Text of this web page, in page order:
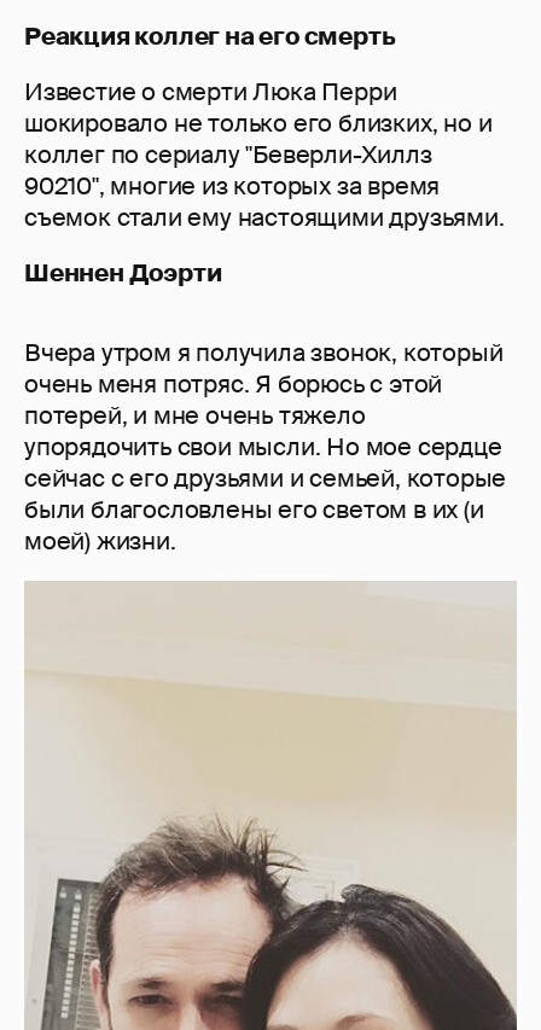
Реакция коллег на его смерть
Известие о смерти Люка Перри
шокировало не только его близких, но и
коллег по сериалу "Беверли-Хиллз
90210", многие из которых за время
съемок стали ему настоящими друзьями.
Шеннен Доэрти
Вчера утром я получила звонок, который
очень меня потряс. Я борюсь с этой
потерей, и мне очень тяжело
упорядочить свои мысли. Но мое сердце
сейчас с его друзьями и семьей, которые
были благословлены его светом в их (и
моей) жизни.